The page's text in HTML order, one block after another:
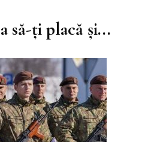
să-ți placă și...